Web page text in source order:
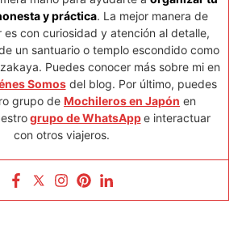
y práctica. La mejor manera de
es con curiosidad y atención al detalle,
un santuario o templo escondido como
Puedes conocer más sobre mi en
Somosdel blog. Por último, puedes
grupo de Mochileros en Japón en
grupo de WhatsApp e interactuar
con otros viajeros.